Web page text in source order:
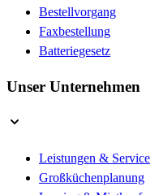
Bestellvorgang
Faxbestellung
Batteriegesetz
Unser Unternehmen
Leistungen & Service
Großküchenplanung